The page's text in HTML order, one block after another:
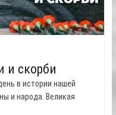
и скорби
в истории нашей
и народа. Великая